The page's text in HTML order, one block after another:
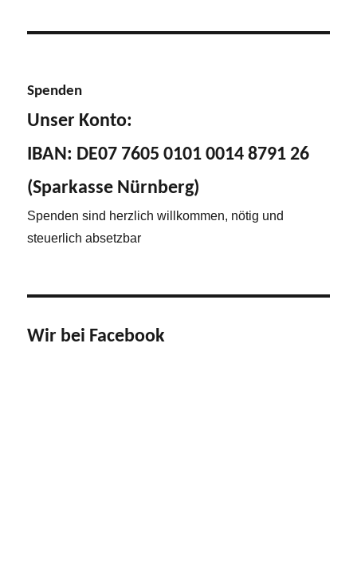
Spenden
Unser Konto:
IBAN: DE07 7605 0101 0014 8791 26
(Sparkasse Nürnberg)
Spenden sind herzlich willkommen, nötig und
steuerlich absetzbar
Wir bei Facebook